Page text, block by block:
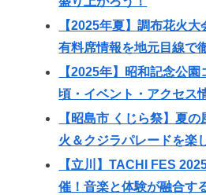
【2025年夏】調布花火
有料席情報を地元目線で
【2025年】昭和記念公
頃・イベント・アクセス
【昭島市 くじら祭】夏
火＆クジラパレードを楽
【立川】TACHI FES
催！音楽と体験が融合す